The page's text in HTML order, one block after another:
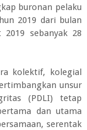
buronan pelaku
2019 dari bulan
sebanyak 28
kolektif, kolegial
unsur
(PDLI) tetap
dan utama
serentak